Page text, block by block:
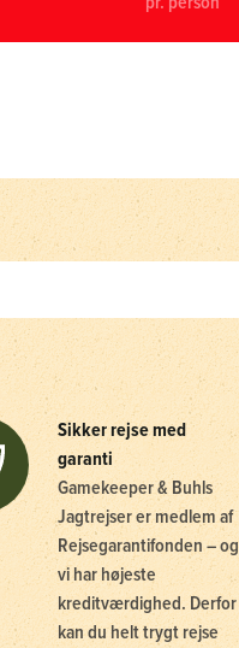
Sikker rejse med
garanti
Gamekeeper & Buhls
Jagtrejser er medlem af
Rejsegarantifonden – og
vi har højeste
kreditværdighed. Derfor
kan du helt trygt rejse